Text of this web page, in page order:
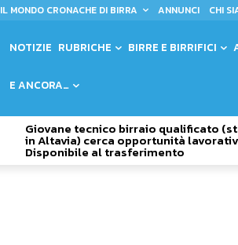
IL MONDO CRONACHE DI BIRRA ANNUNCI CHI
NOTIZIE RUBRICHE BIRRE E BIRRIFICI
E ANCORA…
Giovane tecnico birraio qualificato
in Altavia) cerca opportunità
Disponibile al trasferimento